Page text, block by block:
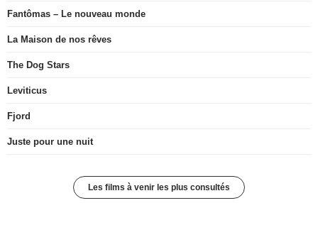
Fantômas – Le nouveau monde
La Maison de nos rêves
The Dog Stars
Leviticus
Fjord
Juste pour une nuit
Les films à venir les plus consultés